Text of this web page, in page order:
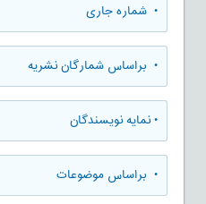
• شماره جاری
• براساس شمارگان نشریه
•نمایه نویسندگان
• براساس موضوعات